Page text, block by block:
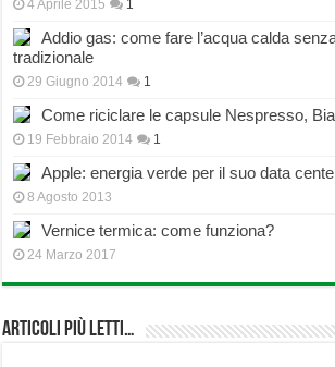
4 Aprile 2015 1
Addio gas: come fare l’acqua calda
tradizionale
29 Giugno 2014 1
Come riciclare le capsule Nespresso,
19 Febbraio 2014 1
Apple: energia verde per il suo data
8 Agosto 2013
Vernice termica: come funziona?
24 Marzo 2017
Articoli più Letti…